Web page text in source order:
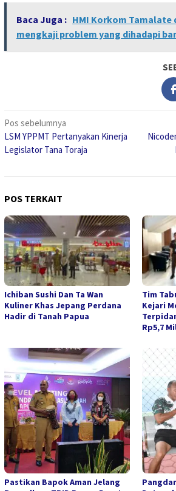
Baca Juga : HMI Korkom Tamalate
mengkaji problem yang dihadapi
Navigasi
pos
Pos sebelumnya
LSM YPPMT Pertanyakan Kinerja
Legislator Tana Toraja
POS TERKAIT
Ichiban Sushi Dan Ta Wan
Kuliner Khas Jepang Perdana
Hadir di Tanah Papua
Tim
Kejari
Rp5,7
Pastikan Bapok Aman Jelang